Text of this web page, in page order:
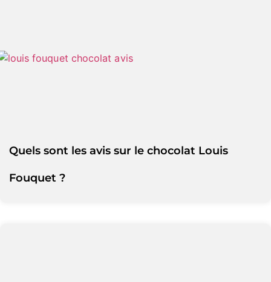
Quels sont les avis sur le chocolat Louis
Fouquet ?